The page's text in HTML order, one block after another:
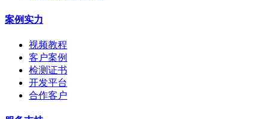
案例实力
视频教程
客户案例
检测证书
开发平台
合作客户